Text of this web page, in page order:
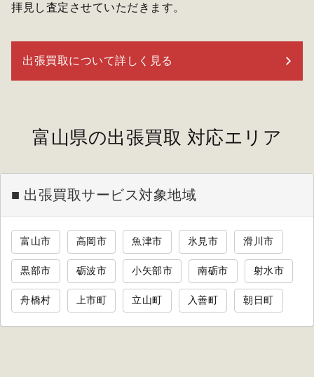
拝見し査定させていただきます。
出張買取について詳しく見る
富山県の出張買取 対応エリア
■ 出張買取サービス対象地域
富山市 高岡市 魚津市 氷見市 滑川市
黒部市 砺波市 小矢部市 南砺市 射水市
舟橋村 上市町 立山町 入善町 朝日町